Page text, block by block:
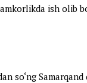
ish olib
so‘ng